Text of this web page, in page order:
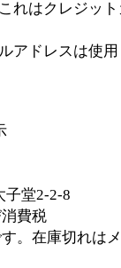
れはクレジッ
アドレスは使
子堂2-2-8
費税
。在庫切れは